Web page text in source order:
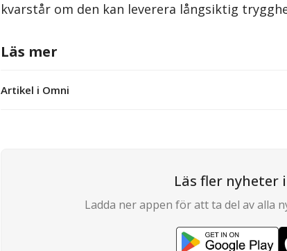
kvarstår om den kan leverera långsiktig
Läs mer
Artikel i Omni
Läs fler nyheter
Ladda ner appen för att ta del av alla